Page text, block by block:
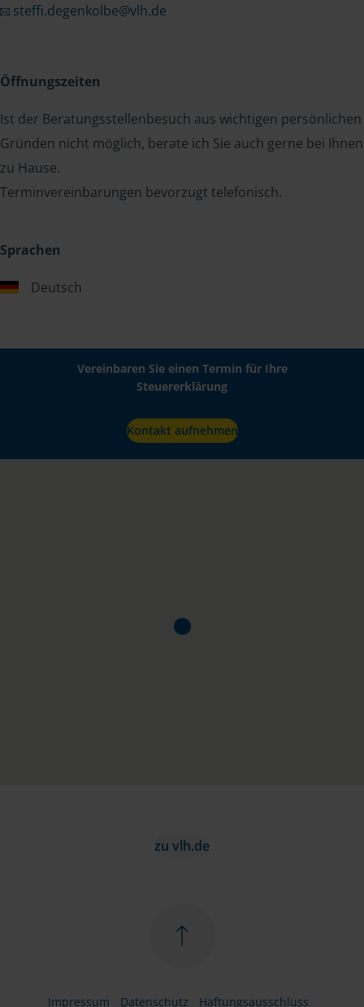
steffi.degenkolbe@vlh.de
Öffnungszeiten
Ist der Beratungsstellenbesuch aus wichtigen persönlichen
Gründen nicht möglich, berate ich Sie auch gerne bei Ihnen
zu Hause.
Terminvereinbarungen bevorzugt telefonisch.
Sprachen
Deutsch
Vereinbaren Sie einen Termin für Ihre
Steuererklärung
Kontakt aufnehmen
zu vlh.de
Impressum Datenschutz Haftungsausschluss